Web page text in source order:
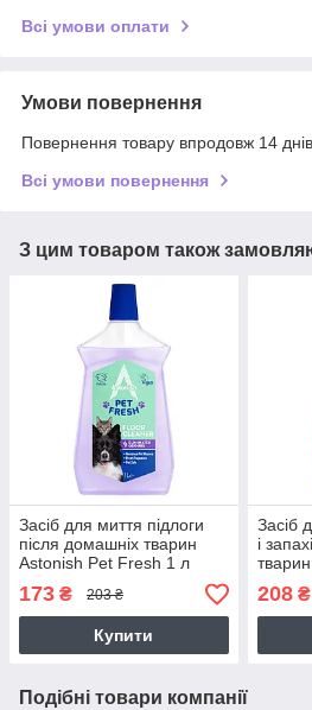
Всі умови оплати
Умови повернення
Повернення товару впродовж 14
Всі умови повернення
З цим товаром також
Засіб для миття підлоги
після домашніх тварин
Astonish Pet Fresh 1 л
173 ₴ 203 ₴
Купити
Засіб
і
208₴
Подібні товари компанії